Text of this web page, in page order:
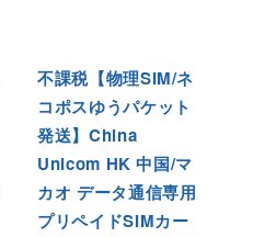
不課税【物理SIM/ネ
コポスゆうパケット
発送】China
Unicom HK 中国/マ
カオ データ通信専用
プリペイドSIMカー